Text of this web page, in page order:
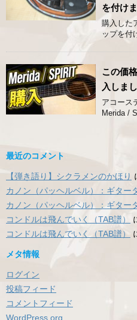
を付けま
購入した
ップを付
この価
入しま
アコース
Merida /
最近のコメント
【弾き語り】シクラメンのかほり
カノン（パッヘルベル）：ギター
カノン（パッヘルベル）：ギター
コンドルは飛んでいく（TAB譜）
コンドルは飛んでいく（TAB譜）
メタ情報
ログイン
投稿フィード
コメントフィード
WordPress.org